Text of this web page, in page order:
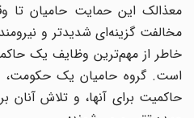
معذالک این حمایت حامیان تا
مخالفت گزینهای شدیدتر و
خاطر از مهمترین وظایف یک
است. گروه حامیان یک حکومت،
حاکمیت برای آنها، و تلاش آنان